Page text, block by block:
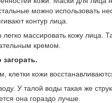
можно использовать
контур лица.
массировать кожу лица.
кремом.
загорать.
кожи
У талой воды такая же
она гораздо лучше.